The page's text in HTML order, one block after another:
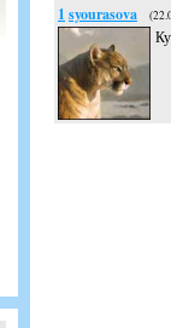
1 syourasova